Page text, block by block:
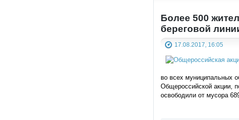
Более 500
береговой
17.08.2017, 16:05
во всех муниципальных
Общероссийской акции,
освободили от мусора